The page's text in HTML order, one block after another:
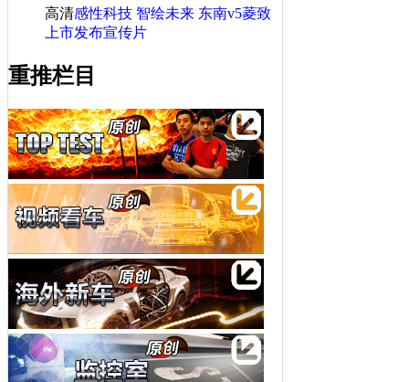
高清感性科技 智绘未来 东南v5菱致
上市发布宣传片
重推栏目